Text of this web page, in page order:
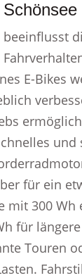
E-Bikes
und
für ein
mit 300
für
Touren